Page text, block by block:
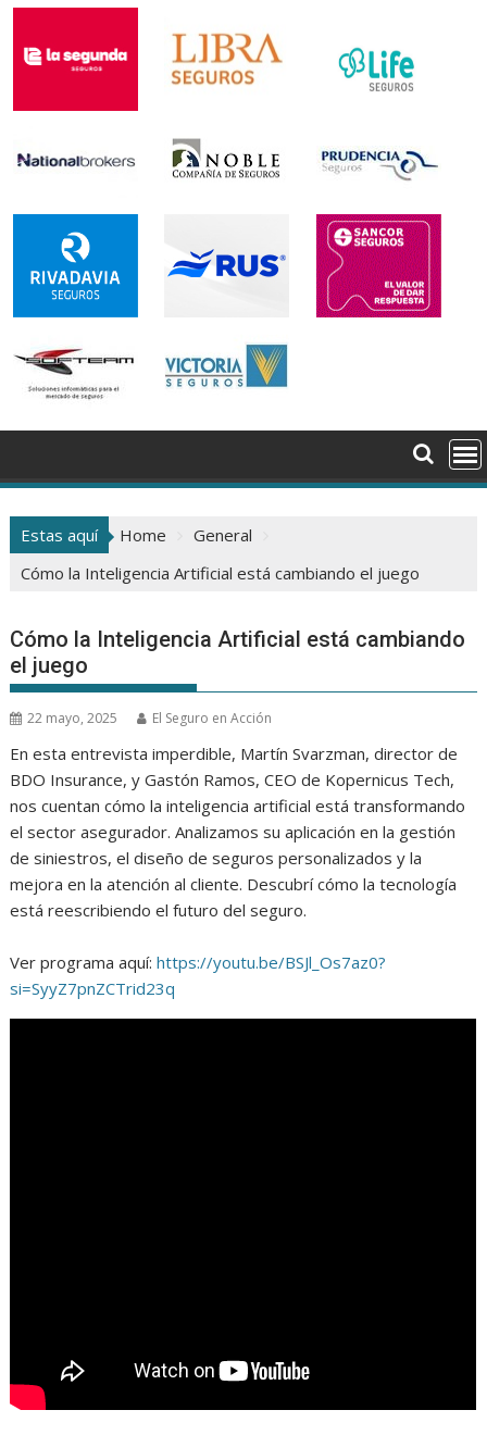
Estas aquí Home
General
Cómo la Inteligencia Artificial está cambiando el juego
Cómo la Inteligencia Artificial está cambiando
el juego
22 mayo, 2025 El Seguro en Acción
En esta entrevista imperdible, Martín Svarzman, director de
BDO Insurance, y Gastón Ramos, CEO de Kopernicus Tech,
nos cuentan cómo la inteligencia artificial está transformando
el sector asegurador. Analizamos su aplicación en la gestión
de siniestros, el diseño de seguros personalizados y la
mejora en la atención al cliente. Descubrí cómo la tecnología
está reescribiendo el futuro del seguro.
Ver programa aquí:https://youtu.be/BSJl_Os7az0?
si=SyyZ7pnZCTrid23q